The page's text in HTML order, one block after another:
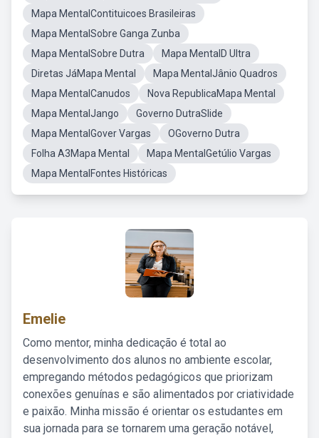
Mapa MentalContituicoes Brasileiras
Mapa MentalSobre Ganga Zunba
Mapa MentalSobre Dutra
Mapa MentalD Ultra
Diretas JáMapa Mental
Mapa MentalJânio Quadros
Mapa MentalCanudos
Nova RepublicaMapa Mental
Mapa MentalJango
Governo DutraSlide
Mapa MentalGover Vargas
OGoverno Dutra
Folha A3Mapa Mental
Mapa MentalGetúlio Vargas
Mapa MentalFontes Históricas
Emelie
Como mentor, minha dedicação é total ao
desenvolvimento dos alunos no ambiente escolar,
empregando métodos pedagógicos que priorizam
conexões genuínas e são alimentados por criatividade
e paixão. Minha missão é orientar os estudantes em
sua jornada para se tornarem uma geração notável,